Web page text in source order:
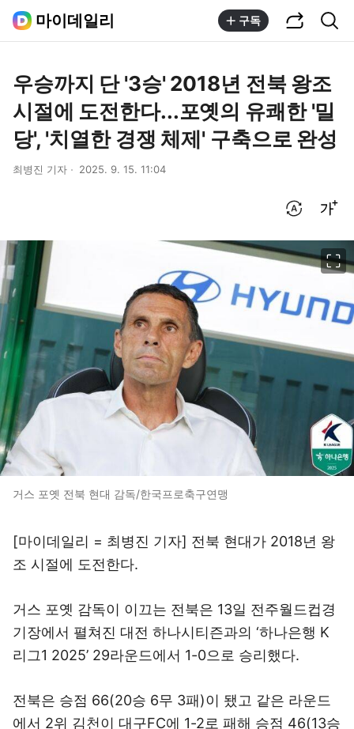
마이데일리 구독
우승까지 단 '3승' 2018년 전북 왕조
시절에 도전한다...포옛의 유쾌한 '밀
당', '치열한 경쟁 체제' 구축으로 완성
최병진 기자 2025. 9. 15. 11:04
거스 포옛 전북 현대 감독/한국프로축구연맹
[마이데일리 = 최병진 기자] 전북 현대가 2018년 왕
조 시절에 도전한다.
거스 포옛 감독이 이끄는 전북은 13일 전주월드컵경
기장에서 펼쳐진 대전 하나시티즌과의 ‘하나은행 K
리그1 2025’ 29라운드에서 1-0으로 승리했다.
전북은 승점 66(20승 6무 3패)이 됐고 같은 라운드
에서 2위 김천이 대구FC에 1-2로 패해 승점 46(13승